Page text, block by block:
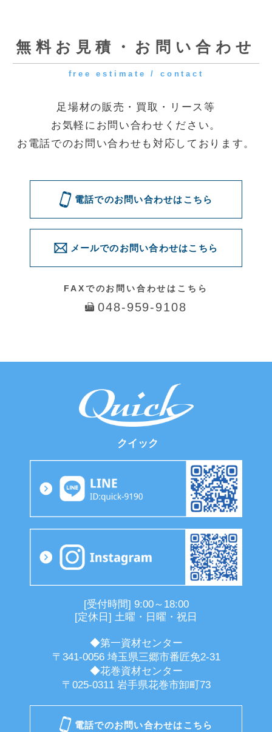
問い合わせる
◆第一資材センター
〒341-0056 埼玉県三郷市番匠免2-31
〒025-0311 岩手県花巻市卸町73
電話でのお問い合わせはこちら
メールでのお問い合わせはこちら